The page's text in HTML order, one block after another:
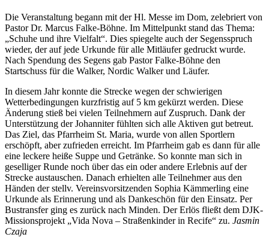
Die Veranstaltung begann mit der Hl. Messe im Dom, zelebriert von
Pastor Dr. Marcus Falke-Böhne. Im Mittelpunkt stand das Thema:
„Schuhe und ihre Vielfalt“. Dies spiegelte auch der Segensspruch
wieder, der auf jede Urkunde für alle Mitläufer gedruckt wurde.
Nach Spendung des Segens gab Pastor Falke-Böhne den
Startschuss für die Walker, Nordic Walker und Läufer.
In diesem Jahr konnte die Strecke wegen der schwierigen
Wetterbedingungen kurzfristig auf 5 km gekürzt werden. Diese
Änderung stieß bei vielen Teilnehmern auf Zuspruch. Dank der
Unterstützung der Johanniter fühlten sich alle Aktiven gut betreut.
Das Ziel, das Pfarrheim St. Maria, wurde von allen Sportlern
erschöpft, aber zufrieden erreicht. Im Pfarrheim gab es dann für alle
eine leckere heiße Suppe und Getränke. So konnte man sich in
geselliger Runde noch über das ein oder andere Erlebnis auf der
Strecke austauschen. Danach erhielten alle Teilnehmer aus den
Händen der stellv. Vereinsvorsitzenden Sophia Kämmerling eine
Urkunde als Erinnerung und als Dankeschön für den Einsatz. Per
Bustransfer ging es zurück nach Minden. Der Erlös fließt dem DJK-
Missionsprojekt „Vida Nova – Straßenkinder in Recife“ zu. Jasmin
Czaja